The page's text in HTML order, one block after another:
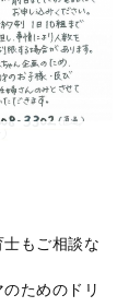
もご相談な
ためのドリ